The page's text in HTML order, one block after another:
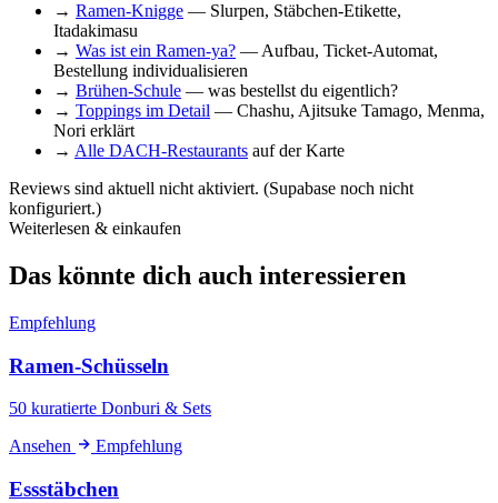
→ Ramen-Knigge — Slurpen, Stäbchen-Etikette,
Itadakimasu
→ Was ist ein Ramen-ya? — Aufbau, Ticket-Automat,
Bestellung individualisieren
→ Brühen-Schule — was bestellst du eigentlich?
→ Toppings im Detail — Chashu, Ajitsuke Tamago, Menma,
Nori erklärt
→ Alle DACH-Restaurants auf der Karte
Reviews sind aktuell nicht aktiviert. (Supabase noch nicht
konfiguriert.)
Weiterlesen & einkaufen
Das könnte dich auch interessieren
Empfehlung
Ramen-Schüsseln
50 kuratierte Donburi & Sets
Ansehen
Empfehlung
Essstäbchen